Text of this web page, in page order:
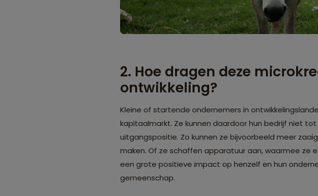
2. Hoe dragen deze
ontwikkeling?
Kleine of startende ondernemers in
kapitaalmarkt. Ze kunnen daardoor hun bedrijf niet
uitgangspositie. Zo kunnen ze bijvoorbeeld meer
maken. Of ze schaffen apparatuur aan, waarmee ze
een grote positieve impact op henzelf en hun
gemeenschap.